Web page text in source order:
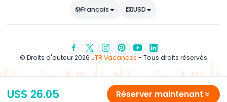
US$ 26.05 Réserver maintenant
Français USD
© Droits d'auteur 2026 JTR Vacances - Tous droits réservés